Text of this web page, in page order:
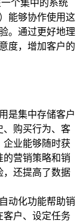
个集中的系统
能够协作使用这
。通过更好地理
度，增加客户的
是集中存储客户
、购买行为、客
企业能够随时获
的营销策略和销
，还提高了数据
动化功能帮助销
客户、设定任务